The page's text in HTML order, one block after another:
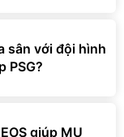
sân với đội hình
PSG?
giúp MU